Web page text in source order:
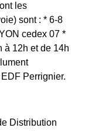
les
sont : * 6-8
cedex 07 *
à 12h et de 14h
Perrignier.
Distribution